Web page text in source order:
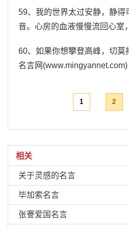
59、我的世界太过安静，静得
音。心房的血液慢慢流回心室
60、如果你想攀登高峰，切莫
名言网(www.mingyannet.com)
1 2
相关
关于灵感的名言
毕加索名言
张謇爱国名言